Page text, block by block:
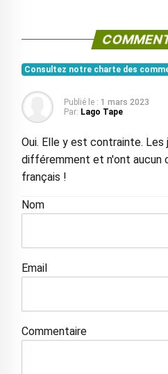
Consultez notre charte des
Publié le : 1 mars 2023
Par: Lago Tape
Oui. Elle y est contrainte.
différemment et n'ont aucun
français !
Nom
Email
Commentaire